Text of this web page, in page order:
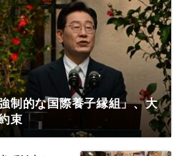
制的な国際養子縁組」、大
束